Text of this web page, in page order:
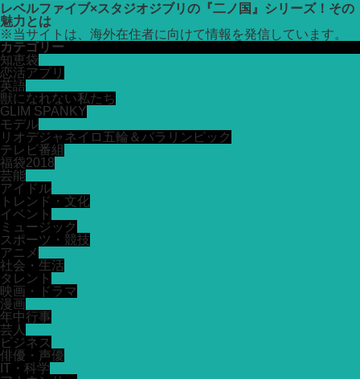
レベルファイブ×スタジオジブリの『二ノ国』シリーズ！その
魅力とは
※当サイトは、海外在住者に向けて情報を発信しています。
カテゴリー
知恵袋
恋活アプリ
英語
獣になれない私たち
GLIM SPANKY
モデル
リオデジャネイロ五輪＆パラリンピック
テレビ番組
福袋2018
芸能
アイドル
トレンド・文化
イベント
ミュージック
スポーツ・競技
アニメ
社会・生活
タレント
映画・ドラマ
漫画
年中行事
芸人
ビジネス
俳優・声優
IT・科学